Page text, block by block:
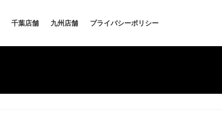
千葉店舗 九州店舗 プライバシーポリシー